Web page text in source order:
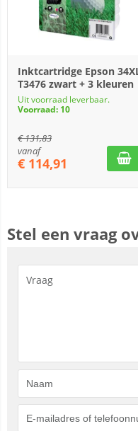
Inktcartridge Epson
T3476 zwart + 3 kleuren
Uit voorraad leverbaar.
Voorraad: 10
€131,83
vanaf
€ 114,91
Stel een vraag